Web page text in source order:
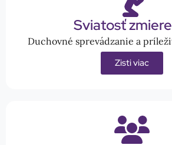
Sviatosť
Duchovné sprevádzanie a
Zisti viac